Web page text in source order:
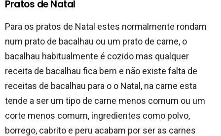
Pratos de Natal
Para os pratos de Natal estes normalmente rondam
num prato de bacalhau ou um prato de carne, o
bacalhau habitualmente é cozido mas qualquer
receita de bacalhau fica bem e não existe falta de
receitas de bacalhau para o o Natal, na carne esta
tende a ser um tipo de carne menos comum ou um
corte menos comum, ingredientes como polvo,
borrego, cabrito e peru acabam por ser as carnes